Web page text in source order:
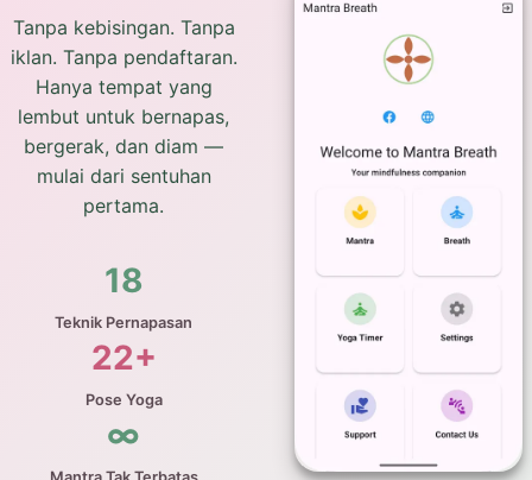
Tanpa kebisingan. Tanpa
iklan. Tanpa pendaftaran.
Hanya tempat yang
lembut untuk bernapas,
bergerak, dan diam —
mulai dari sentuhan
pertama.
18
Teknik Pernapasan
22+
Pose Yoga
∞